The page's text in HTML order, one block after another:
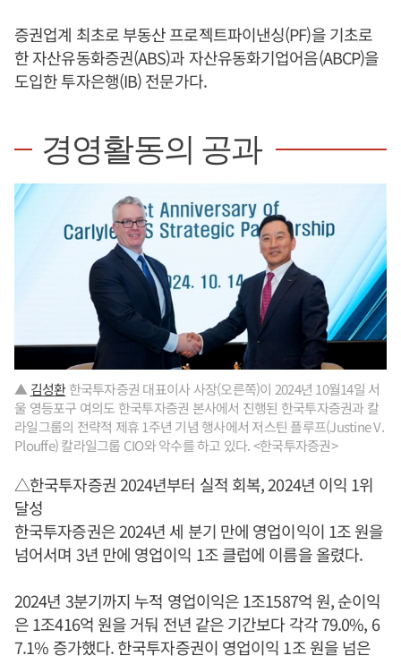
증권업계 최초로 부동산 프로젝트파이낸싱(PF)을 기초로
한 자산유동화증권(ABS)과 자산유동화기업어음(ABCP)을
도입한 투자은행(IB) 전문가다.
경영활동의 공과
▲ 김성환한국투자증권 대표이사 사장(오른쪽)이 2024년 10월14일 서
울 영등포구 여의도 한국투자증권 본사에서 진행된 한국투자증권과 칼
라일그룹의 전략적 제휴 1주년 기념 행사에서 저스틴 플루프(Justine V.
Plouffe) 칼라일그룹 CIO와 악수를 하고 있다. <한국투자증권>
△한국투자증권 2024년부터 실적 회복, 2024년 이익 1위
달성
한국투자증권은 2024년 세 분기 만에 영업이익이 1조 원을
넘어서며 3년 만에 영업이익 1조 클럽에 이름을 올렸다.
2024년 3분기까지 누적 영업이익은 1조1587억 원, 순이익
은 1조416억 원을 거둬 전년 같은 기간보다 각각 79.0%, 6
7.1% 증가했다. 한국투자증권이 영업이익 1조 원을 넘은